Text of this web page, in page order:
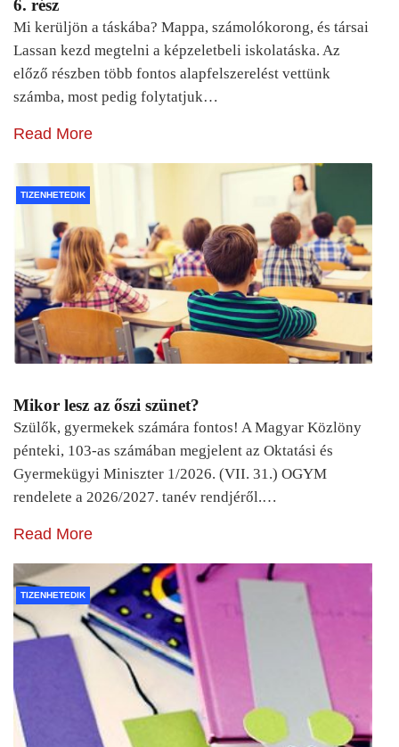
6. rész
Mi kerüljön a táskába? Mappa, számolókorong, és társai
Lassan kezd megtelni a képzeletbeli iskolatáska. Az
előző részben több fontos alapfelszerelést vettünk
számba, most pedig folytatjuk…
Read More
TIZENHETEDIK
Mikor lesz az őszi szünet?
Szülők, gyermekek számára fontos! A Magyar Közlöny
pénteki, 103-as számában megjelent az Oktatási és
Gyermekügyi Miniszter 1/2026. (VII. 31.) OGYM
rendelete a 2026/2027. tanév rendjéről.…
Read More
TIZENHETEDIK